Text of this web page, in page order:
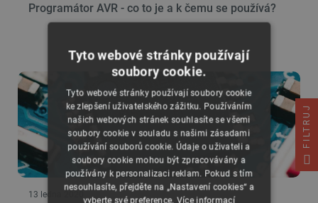
Programátor AVR - co to je a k čemu se používá?
13 ledna 2020
FILTRUJ
Tyto webové stránky používají
soubory cookie.
Tyto webové stránky používají soubory cookie
ke zlepšení uživatelského zážitku. Používáním
našich webových stránek souhlasíte se všemi
soubory cookie v souladu s našimi zásadami
používání souborů cookie. Údaje o uživateli a
soubory cookie mohou být zpracovávány a
používány k personalizaci reklam. Pokud s tím
nesouhlasíte, přejděte na „Nastavení cookies“ a
vyberte své preference. Více informací